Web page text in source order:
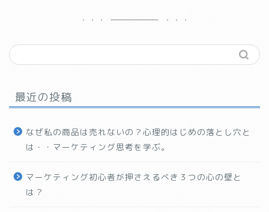
最近の投稿
なぜ私の商品は売れないの？心理的はじめの落とし穴と
は・・マーケティング思考を学ぶ。
マーケティング初心者が押さえるべき３つの心の壁と
は？